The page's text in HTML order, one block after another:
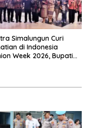
Simalungun Curi
di Indonesia
Week 2026, Bupati